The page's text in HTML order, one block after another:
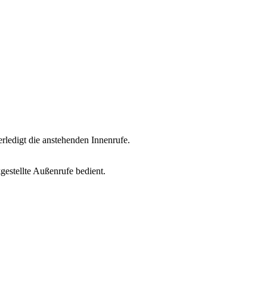
die anstehenden Innenrufe.
Außenrufe bedient.